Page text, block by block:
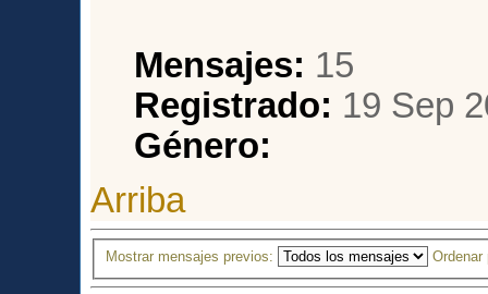
Mensajes: 15
Registrado: 19 Sep
Género:
Arriba
Mostrar mensajes previos: